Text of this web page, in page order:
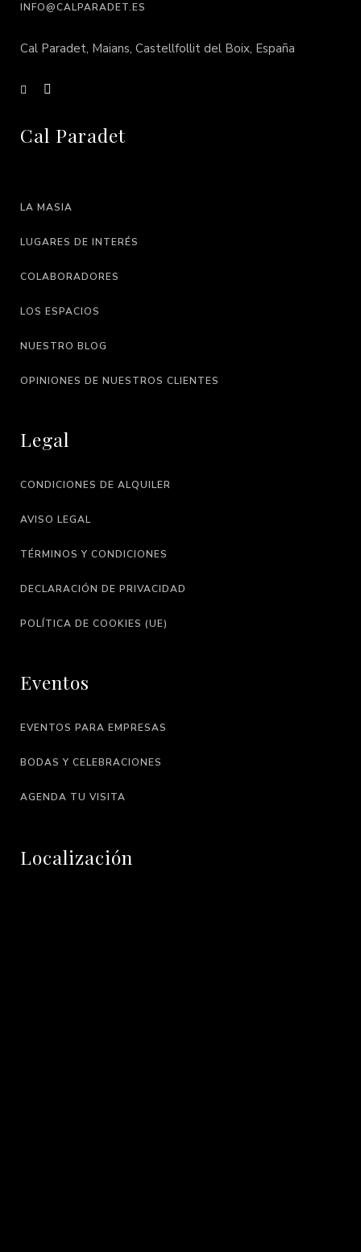
INFO@CALPARADET.ES
Cal Paradet, Maians, Castellfollit del Boix, España
Cal Paradet
LA MASIA
LUGARES DE INTERÉS
COLABORADORES
LOS ESPACIOS
NUESTRO BLOG
OPINIONES DE NUESTROS CLIENTES
Legal
CONDICIONES DE ALQUILER
AVISO LEGAL
TÉRMINOS Y CONDICIONES
DECLARACIÓN DE PRIVACIDAD
POLÍTICA DE COOKIES (UE)
Eventos
EVENTOS PARA EMPRESAS
BODAS Y CELEBRACIONES
AGENDA TU VISITA
Localización